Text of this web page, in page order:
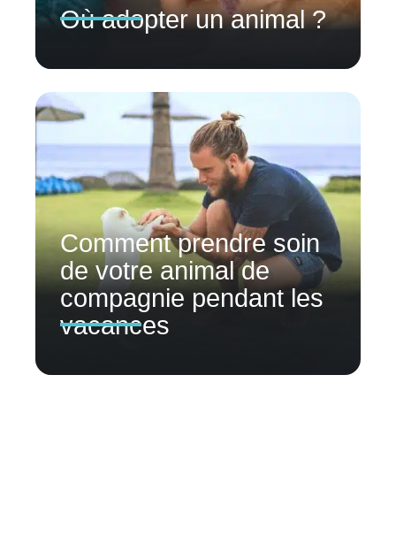
Où adopter un animal ?
Comment prendre soin
de votre animal de
compagnie pendant les
vacances